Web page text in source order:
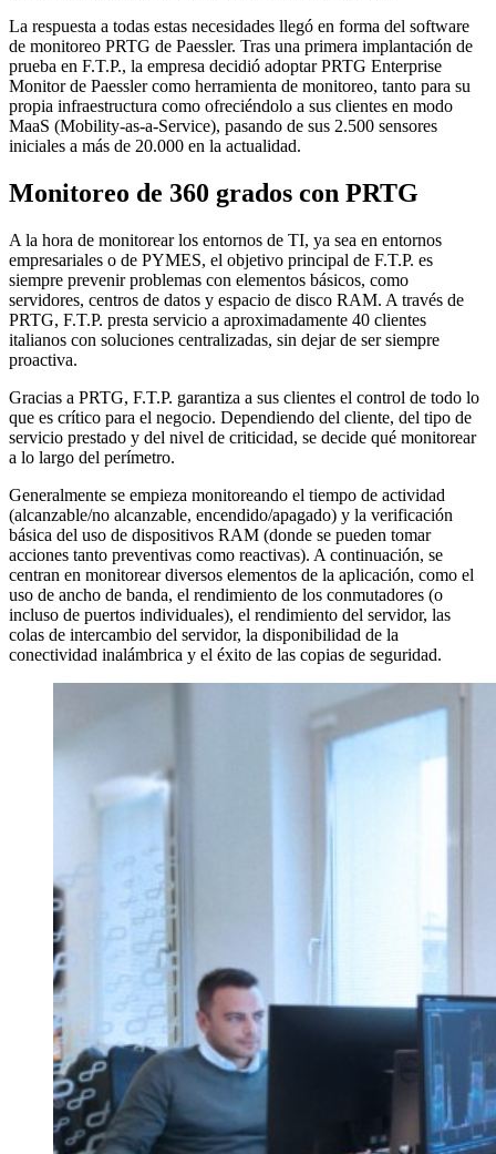
La respuesta a todas estas necesidades llegó en forma del software
de monitoreo PRTG de Paessler. Tras una primera implantación de
prueba en F.T.P., la empresa decidió adoptar PRTG Enterprise
Monitor de Paessler como herramienta de monitoreo, tanto para su
propia infraestructura como ofreciéndolo a sus clientes en modo
MaaS (Mobility-as-a-Service), pasando de sus 2.500 sensores
iniciales a más de 20.000 en la actualidad.
Monitoreo de 360 grados con PRTG
A la hora de monitorear los entornos de TI, ya sea en entornos
empresariales o de PYMES, el objetivo principal de F.T.P. es
siempre prevenir problemas con elementos básicos, como
servidores, centros de datos y espacio de disco RAM. A través de
PRTG, F.T.P. presta servicio a aproximadamente 40 clientes
italianos con soluciones centralizadas, sin dejar de ser siempre
proactiva.
Gracias a PRTG, F.T.P. garantiza a sus clientes el control de todo lo
que es crítico para el negocio. Dependiendo del cliente, del tipo de
servicio prestado y del nivel de criticidad, se decide qué monitorear
a lo largo del perímetro.
Generalmente se empieza monitoreando el tiempo de actividad
(alcanzable/no alcanzable, encendido/apagado) y la verificación
básica del uso de dispositivos RAM (donde se pueden tomar
acciones tanto preventivas como reactivas). A continuación, se
centran en monitorear diversos elementos de la aplicación, como el
uso de ancho de banda, el rendimiento de los conmutadores (o
incluso de puertos individuales), el rendimiento del servidor, las
colas de intercambio del servidor, la disponibilidad de la
conectividad inalámbrica y el éxito de las copias de seguridad.